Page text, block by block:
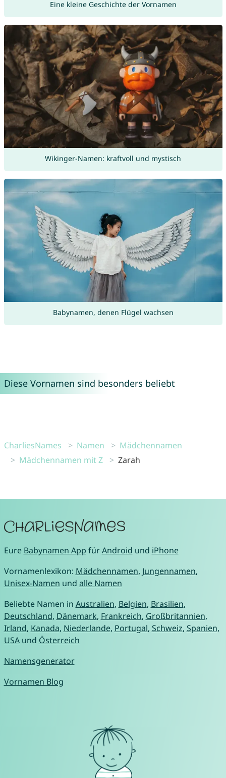
Eine kleine Geschichte der Vornamen
Wikinger-Namen: kraftvoll und mystisch
Babynamen, denen Flügel wachsen
Diese Vornamen sind besonders beliebt
CharliesNames Namen
Mädchennamen
Mädchennamen mit Z
Zarah
Eure Babynamen App fürAndroid und iPhone
Vornamenlexikon: Mädchennamen, Jungennamen,
Unisex-Namen und alle Namen
Beliebte Namen in Australien, Belgien, Brasilien,
Deutschland, Dänemark, Frankreich, Großbritannien,
Irland, Kanada, Niederlande, Portugal, Schweiz, Spanien,
USAund Österreich
Namensgenerator
Vornamen Blog